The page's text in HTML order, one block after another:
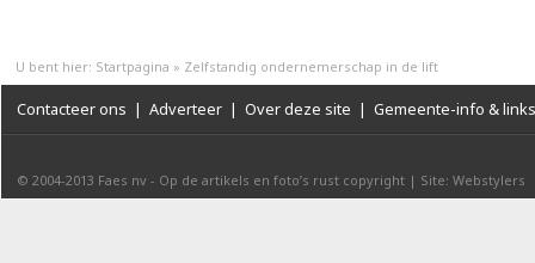
U bent hier: Startpagina » Zelfstandig ondernemerschap in de lift
Contacteer ons | Adverteer | Over deze site | Gemeente-info & links
© 2004-2013 Faes nv - Op de artikels en foto’s rust copyright | Site: Webstylers